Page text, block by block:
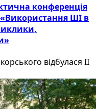
конференція
ШІ в
відбулася ІІ